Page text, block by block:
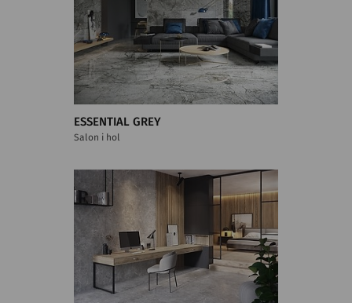
ESSENTIAL GREY
Salon i hol